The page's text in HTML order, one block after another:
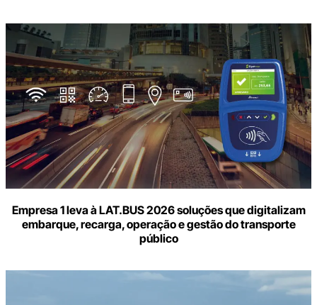
Empresa 1 leva à LAT.BUS 2026 soluções que digitalizam
embarque, recarga, operação e gestão do transporte
público